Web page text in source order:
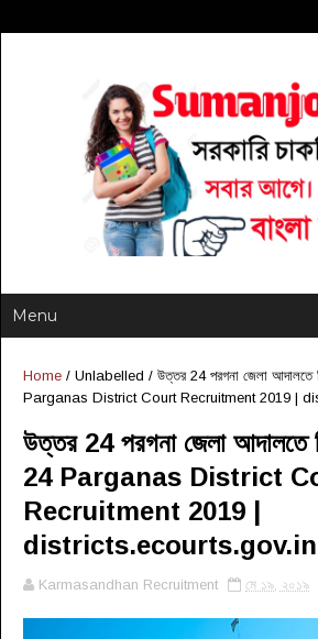
Home / Unlabelled / উত্তর 24 পরগনা জেলা
Parganas District Court Recruitment 2019 |
উত্তর 24 পরগনা জেলা
24 Parganas District
Recruitment 2019 |
districts.ecourts.gov.in
Karmasandhan Recruitment মে ১৯, ২০১৯